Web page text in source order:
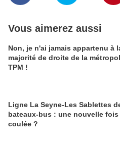
Vous aimerez aussi
Non, je n'ai jamais appartenu à
majorité de droite de la
TPM !
Ligne La Seyne-Les Sablettes
bateaux-bus : une nouvelle fois
coulée ?